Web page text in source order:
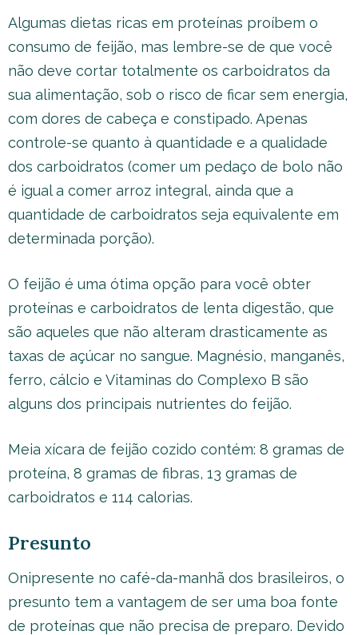
Algumas dietas ricas em proteínas proíbem o
consumo de feijão, mas lembre-se de que você
não deve cortar totalmente os carboidratos da
sua alimentação, sob o risco de ficar sem energia,
com dores de cabeça e constipado. Apenas
controle-se quanto à quantidade e a qualidade
dos carboidratos (comer um pedaço de bolo não
é igual a comer arroz integral, ainda que a
quantidade de carboidratos seja equivalente em
determinada porção).
O feijão é uma ótima opção para você obter
proteínas e carboidratos de lenta digestão, que
são aqueles que não alteram drasticamente as
taxas de açúcar no sangue. Magnésio, manganês,
ferro, cálcio e Vitaminas do Complexo B são
alguns dos principais nutrientes do feijão.
Meia xícara de feijão cozido contém: 8 gramas de
proteína, 8 gramas de fibras, 13 gramas de
carboidratos e 114 calorias.
Presunto
Onipresente no café-da-manhã dos brasileiros, o
presunto tem a vantagem de ser uma boa fonte
de proteínas que não precisa de preparo. Devido